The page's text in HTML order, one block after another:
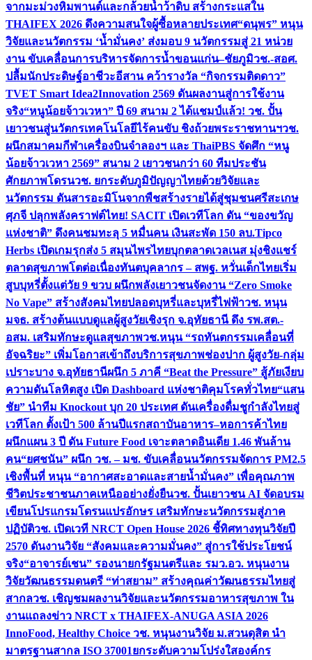
จากมะม่วงหิมพานต์และกล้วยน้ำว้าดิบ สร้างกระแสใน
THAIFEX 2026 ดึงความสนใจผู้ซื้อหลายประเทศ“ดนุพร” หนุน
วิจัยและนวัตกรรม ‘น้ำมั่นคง’ ส่งมอบ 9 นวัตกรรมสู่ 21 หน่วย
งาน ขับเคลื่อนการบริหารจัดการน้ำขอนแก่น–ชัยภูมิวช.-สอศ.
ปลื้มนักประดิษฐ์อาชีวะอีสาน คว้ารางวัล “กิจกรรมติดดาว”
TVET Smart Idea2Innovation 2569 ดันผลงานสู่การใช้งาน
จริง“หนูน้อยจ้าวเวหา” ปี 69 สนาม 2 ได้แชมป์แล้ว! วช. ปั้น
เยาวชนสู่นวัตกรเทคโนโลยีไร้คนขับ ชิงถ้วยพระราชทานฯวช.
ผนึกสมาคมกีฬาเครื่องบินจำลองฯ และ ThaiPBS จัดศึก “หนู
น้อยจ้าวเวหา 2569” สนาม 2 เยาวชนกว่า 60 ทีมประชัน
ศักยภาพโดรนวช. ยกระดับภูมิปัญญาไทยด้วยวิจัยและ
นวัตกรรม ดันสารอะมิโนจากพืชสร้างรายได้สู่ชุมชนศรีสะเกษ
ศุภจี ปลุกพลังคราฟต์ไทย! SACIT เปิดเวทีโลก ดัน “ของขวัญ
แห่งชาติ” ดึงคนชมทะลุ 5 หมื่นคน เงินสะพัด 150 ลบ.Tipco
Herbs เปิดเกมรุกส่ง 5 สมุนไพรไทยบุกตลาดเวลเนส มุ่งชิงแชร์
ตลาดสุขภาพโตต่อเนื่องทันตบุคลากร – สพฐ. หวั่นเด็กไทยเริ่ม
สูบบุหรี่ตั้งแต่วัย 9 ขวบ ผนึกพลังเยาวชนจัดงาน “Zero Smoke
No Vape” สร้างสังคมไทยปลอดบุหรี่และบุหรี่ไฟฟ้าวช. หนุน
มจธ. สร้างต้นแบบดูแลผู้สูงวัยเชิงรุก จ.อุทัยธานี ดึง รพ.สต.-
อสม. เสริมทักษะดูแลสุขภาพวช.หนุน “รถทันตกรรมเคลื่อนที่
อัจฉริยะ” เพิ่มโอกาสเข้าถึงบริการสุขภาพช่องปาก ผู้สูงวัย-กลุ่ม
เปราะบาง จ.อุทัยธานีผนึก 5 ภาคี “Beat the Pressure” สู้ภัยเงียบ
ความดันโลหิตสูง เปิด Dashboard แห่งชาติคุมโรคทั่วไทย“แสน
ชัย” นำทีม Knockout บุก 20 ประเทศ ดันเครื่องดื่มชูกำลังไทยสู่
เวทีโลก ตั้งเป้า 500 ล้านปีแรกสถาบันอาหาร–หอการค้าไทย
ผนึกแผน 3 ปี ดัน Future Food เจาะตลาดอินเดีย 1.46 พันล้าน
คน“ยศชนัน” ผนึก วช. – มช. ขับเคลื่อนนวัตกรรมจัดการ PM2.5
เชิงพื้นที่ หนุน “อากาศสะอาดและสายน้ำมั่นคง” เพื่อคุณภาพ
ชีวิตประชาชนภาคเหนืออย่างยั่งยืนวช. ปั้นเยาวชน AI จัดอบรม
เขียนโปรแกรมโดรนแปรอักษร เสริมทักษะนวัตกรรมสู่ภาค
ปฏิบัติวช. เปิดเวที NRCT Open House 2026 ชี้ทิศทางทุนวิจัยปี
2570 ดันงานวิจัย “สังคมและความมั่นคง” สู่การใช้ประโยชน์
จริง“อาจารย์เชน” รองนายกรัฐมนตรีและ รมว.อว. หนุนงาน
วิจัยวัฒนธรรมดนตรี “ท่าสยาม” สร้างคุณค่าวัฒนธรรมไทยสู่
สากลวช. เชิญชมผลงานวิจัยและนวัตกรรมอาหารสุขภาพ ใน
งานแถลงข่าว NRCT x THAIFEX-ANUGA ASIA 2026
InnoFood, Healthy Choice วช. หนุนงานวิจัย ม.สวนดุสิต นำ
มาตรฐานสากล ISO 37001ยกระดับความโปร่งใสองค์กร